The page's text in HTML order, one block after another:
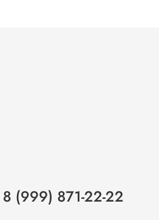
8 (999) 871-22-22